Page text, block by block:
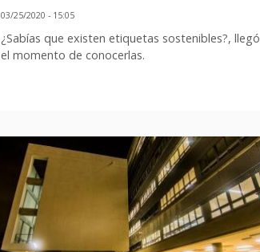
03/25/2020 - 15:05
¿Sabías que existen etiquetas sostenibles?, llegó
el momento de conocerlas.